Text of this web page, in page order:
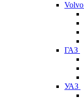
Volvo
ГАЗ
УАЗ